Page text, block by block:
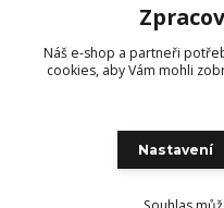
info@barny-shop.cz
Náš e-shop a partneři
cookies, aby Vám mohli
Nastavení